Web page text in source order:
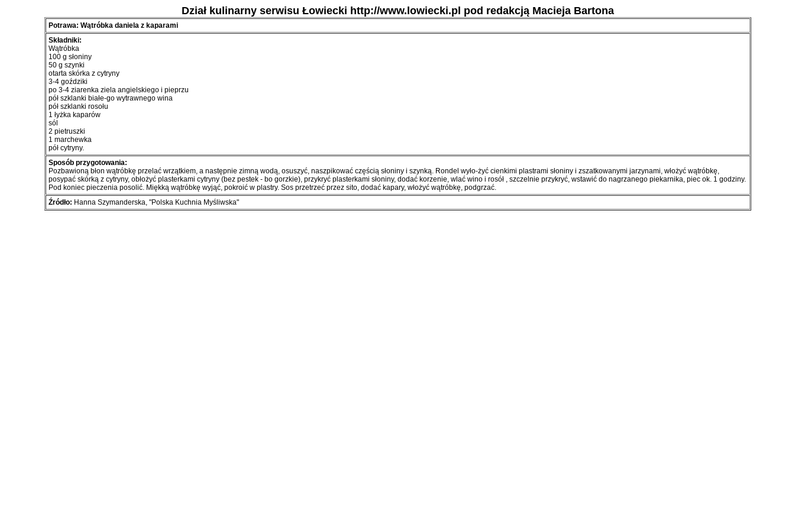
Dział kulinarny serwisu Łowiecki http://www.lowiecki.pl pod redakcją Macieja Bartona
Potrawa: Wątróbka daniela z kaparami
Składniki:
Wątróbka
100 g słoniny
50 g szynki
otarta skórka z cytryny
3-4 goździki
po 3-4 ziarenka ziela angielskiego i pieprzu
pół szklanki białe-go wytrawnego wina
pół szklanki rosołu
1 łyżka kaparów
sól
2 pietruszki
1 marchewka
pół cytryny.
Sposób przygotowania:
Pozbawioną błon wątróbkę przelać wrzątkiem, a następnie zimną wodą, osuszyć, naszpikować częścią słoniny i szynką. Rondel wyło-żyć cienkimi plastrami słoniny i zszatkowanymi jarzynami, włożyć wątróbkę,
posypać skórką z cytryny, obłożyć plasterkami cytryny (bez pestek - bo gorzkie), przykryć plasterkami słoniny, dodać korzenie, wlać wino i rosół , szczelnie przykryć, wstawić do nagrzanego piekarnika, piec ok. 1 godziny.
Pod koniec pieczenia posolić. Miękką wątróbkę wyjąć, pokroić w plastry. Sos przetrzeć przez sito, dodać kapary, włożyć wątróbkę, podgrzać.
Źródło: Hanna Szymanderska, "Polska Kuchnia Myśliwska"